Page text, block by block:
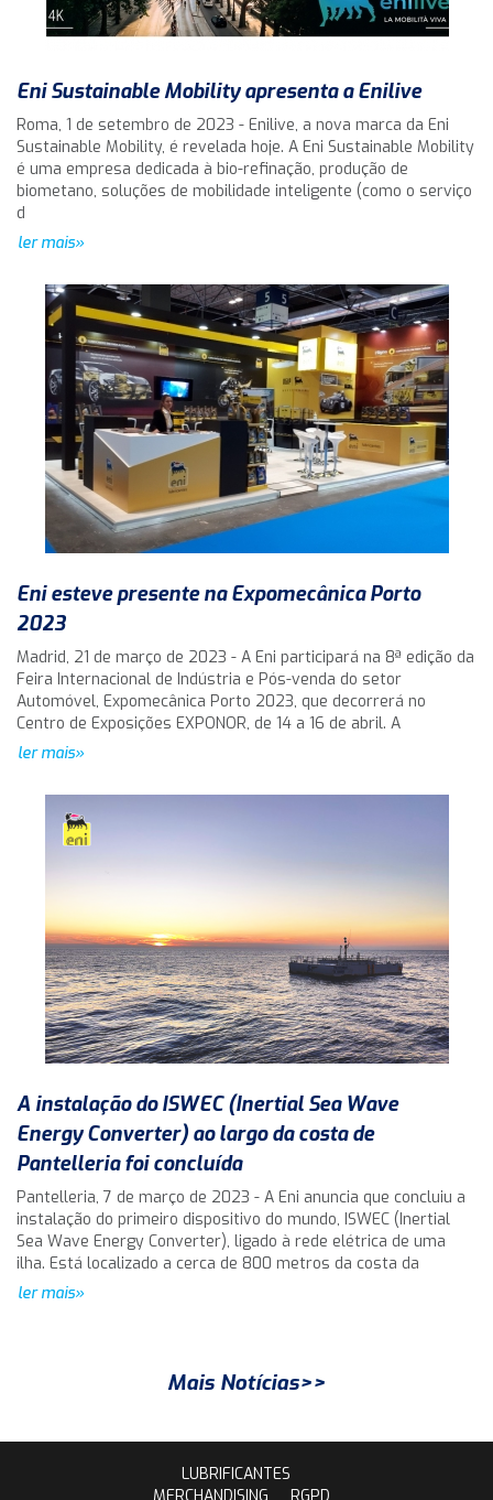
Eni Sustainable Mobility apresenta a Enilive
Roma, 1 de setembro de 2023 - Enilive, a nova marca da Eni
Sustainable Mobility, é revelada hoje. A Eni Sustainable Mobility
é uma empresa dedicada à bio-refinação, produção de
biometano, soluções de mobilidade inteligente (como o serviço
d
ler mais»
Eni esteve presente na Expomecânica Porto
2023
Madrid, 21 de março de 2023 - A Eni participará na 8ª edição da
Feira Internacional de Indústria e Pós-venda do setor
Automóvel, Expomecânica Porto 2023, que decorrerá no
Centro de Exposições EXPONOR, de 14 a 16 de abril. A
ler mais»
A instalação do ISWEC (Inertial Sea Wave
Energy Converter) ao largo da costa de
Pantelleria foi concluída
Pantelleria, 7 de março de 2023 - A Eni anuncia que concluiu a
instalação do primeiro dispositivo do mundo, ISWEC (Inertial
Sea Wave Energy Converter), ligado à rede elétrica de uma
ilha. Está localizado a cerca de 800 metros da costa da
ler mais»
Mais Notícias>>
LUBRIFICANTES